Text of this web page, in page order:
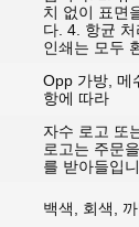
치 없이 표면
다. 4. 항균
인쇄는 모두
Opp 가방, 메
항에 따라
자수 로고 또
로고는 주문
를 받아들입
백색, 회색,